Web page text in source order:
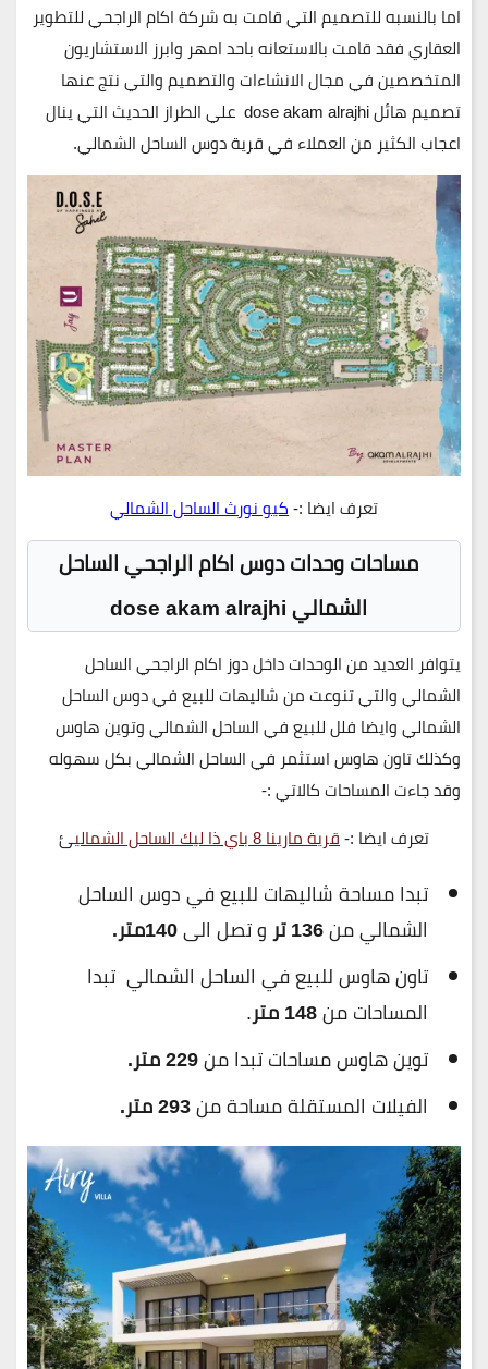
اما بالنسبه للتصميم التي قامت به شركة اكام الراجحي للتطوير
العقاري فقد قامت بالاستعانه باحد امهر وابرز الاستشاريون
المتخصصين في مجال الانشاءات والتصميم والتي نتج عنها
تصميم هائل dose akam alrajhi علي الطراز الحديث التي ينال
اعجاب الكثير من العملاء في قرية دوس الساحل الشمالي.
تعرف ايضا :-كيو نورث الساحل الشمالي
مساحات وحدات دوس اكام الراجحي الساحل
الشمالي dose akam alrajhi
يتوافر العديد من الوحدات داخل دوز اكام الراجحي الساحل
الشمالي والتي تنوعت من شاليهات للبيع في دوس الساحل
الشمالي وايضا فلل للبيع في الساحل الشمالي وتوين هاوس
وكذلك تاون هاوس استثمر في الساحل الشمالي بكل سهوله
وقد جاءت المساحات كالاتي :-
تعرف ايضا :-قرية مارينا 8 باي ذا ليك الساحل الشمالي ئ
تبدا مساحة شاليهات للبيع في دوس الساحل
الشمالي من136 تر و تصل الى140متر.
تاون هاوس للبيع في الساحل الشمالي تبدا
المساحات من148 متر
.
توين هاوس مساحات تبدا من
الفيلات المستقلة مساحة من293 متر.